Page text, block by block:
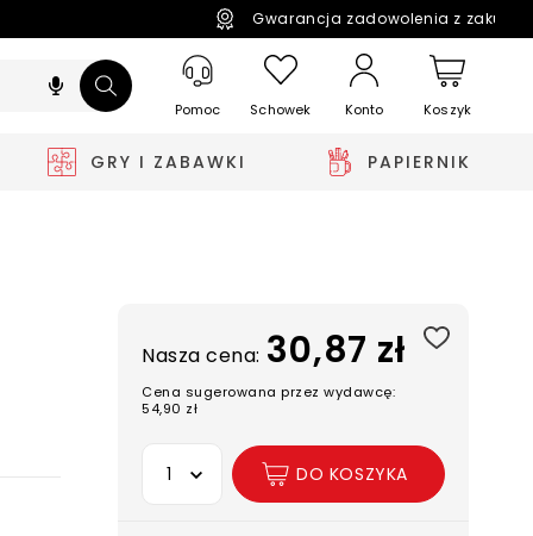
Gwarancja zadowolenia z
Pomoc Schowek Konto Koszyk
GRY I ZABAWKI PAPIERNIK
Nasza cena: 30,87 zł
Cena sugerowana przez wydawcę:
54,90 zł
Wybierz opcję
DO KOSZYKA